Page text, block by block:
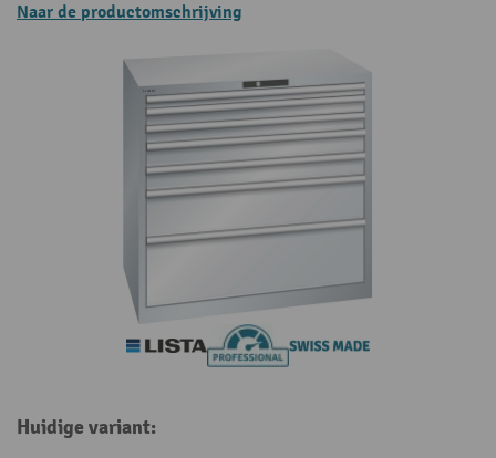
Naar de productomschrijving
Huidige variant: